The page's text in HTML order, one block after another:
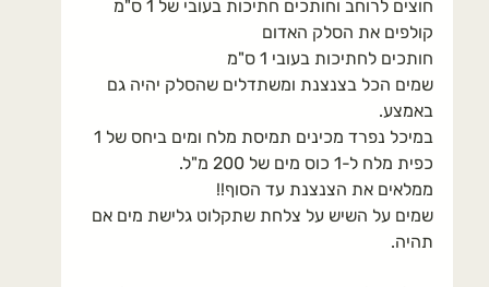
חוצים לרוחב וחותכים חתיכות בעובי של 1 ס"מ
קולפים את הסלק האדום
חותכים לחתיכות בעובי 1 ס"מ
שמים הכל בצנצנת ומשתדלים שהסלק יהיה גם
באמצע.
כפית מלח ל-1 כוס מים של 200 מ"ל.
ממלאים את הצנצנת עד הסוף!!
שמים על השיש על צלחת שתקלוט גלישת מים אם
תהיה.